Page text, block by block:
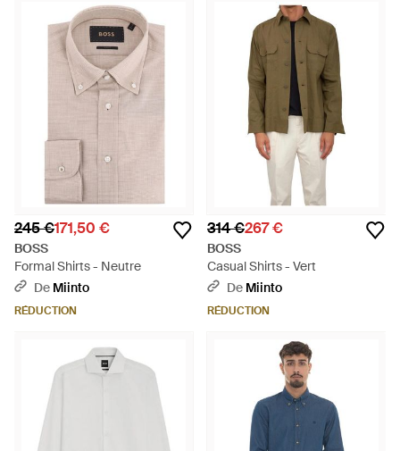
245 €171,50 €
BOSS
Formal Shirts - Neutre
De Miinto
RÉDUCTION
314 €267 €
BOSS
Casual Shirts - Vert
De Miinto
RÉDUCTION